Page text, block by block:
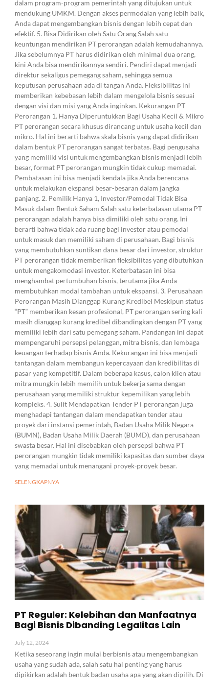
dalam program-program pemerintah yang ditujukan untuk
mendukung UMKM. Dengan akses permodalan yang lebih baik,
Anda dapat mengembangkan bisnis dengan lebih cepat dan
efektif. 5. Bisa Didirikan oleh Satu Orang Salah satu
keuntungan mendirikan PT perorangan adalah kemudahannya.
Jika sebelumnya PT harus didirikan oleh minimal dua orang,
kini Anda bisa mendirikannya sendiri. Pendiri dapat menjadi
direktur sekaligus pemegang saham, sehingga semua
keputusan perusahaan ada di tangan Anda. Fleksibilitas ini
memberikan kebebasan lebih dalam mengelola bisnis sesuai
dengan visi dan misi yang Anda inginkan. Kekurangan PT
Perorangan 1. Hanya Diperuntukkan Bagi Usaha Kecil & Mikro
PT perorangan secara khusus dirancang untuk usaha kecil dan
mikro. Hal ini berarti bahwa skala bisnis yang dapat didirikan
dalam bentuk PT perorangan sangat terbatas. Bagi pengusaha
yang memiliki visi untuk mengembangkan bisnis menjadi lebih
besar, format PT perorangan mungkin tidak cukup memadai.
Pembatasan ini bisa menjadi kendala jika Anda berencana
untuk melakukan ekspansi besar-besaran dalam jangka
panjang. 2. Pemilik Hanya 1, Investor/Pemodal Tidak Bisa
Masuk dalam Bentuk Saham Salah satu keterbatasan utama PT
perorangan adalah hanya bisa dimiliki oleh satu orang. Ini
berarti bahwa tidak ada ruang bagi investor atau pemodal
untuk masuk dan memiliki saham di perusahaan. Bagi bisnis
yang membutuhkan suntikan dana besar dari investor, struktur
PT perorangan tidak memberikan fleksibilitas yang dibutuhkan
untuk mengakomodasi investor. Keterbatasan ini bisa
menghambat pertumbuhan bisnis, terutama jika Anda
membutuhkan modal tambahan untuk ekspansi. 3. Perusahaan
Perorangan Masih Dianggap Kurang Kredibel Meskipun status
“PT” memberikan kesan profesional, PT perorangan sering kali
masih dianggap kurang kredibel dibandingkan dengan PT yang
memiliki lebih dari satu pemegang saham. Pandangan ini dapat
mempengaruhi persepsi pelanggan, mitra bisnis, dan lembaga
keuangan terhadap bisnis Anda. Kekurangan ini bisa menjadi
tantangan dalam membangun kepercayaan dan kredibilitas di
pasar yang kompetitif. Dalam beberapa kasus, calon klien atau
mitra mungkin lebih memilih untuk bekerja sama dengan
perusahaan yang memiliki struktur kepemilikan yang lebih
kompleks. 4. Sulit Mendapatkan Tender PT perorangan juga
menghadapi tantangan dalam mendapatkan tender atau
proyek dari instansi pemerintah, Badan Usaha Milik Negara
(BUMN), Badan Usaha Milik Daerah (BUMD), dan perusahaan
swasta besar. Hal ini disebabkan oleh persepsi bahwa PT
perorangan mungkin tidak memiliki kapasitas dan sumber daya
yang memadai untuk menangani proyek-proyek besar.
SELENGKAPNYA
PT Reguler: Kelebihan dan Manfaatnya
Bagi Bisnis Dibanding Legalitas Lain
July 12, 2024
Ketika seseorang ingin mulai berbisnis atau mengembangkan
usaha yang sudah ada, salah satu hal penting yang harus
dipikirkan adalah bentuk badan usaha apa yang akan dipilih. Di